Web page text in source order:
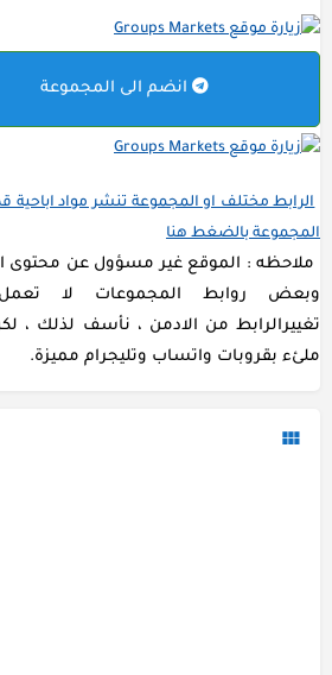
انضم الى المجموعة
الرابط مختلف او المجموعة تنشر مواد اباحية
المجموعة بالضغط هنا
ملاحظه : الموقع غير مسؤول عن محتوى
وبعض روابط المجموعات لا
تغييرالرابط من الادمن ، نأسف لذلك ،
ملئء بقروبات واتساب وتليجرام مميزة.